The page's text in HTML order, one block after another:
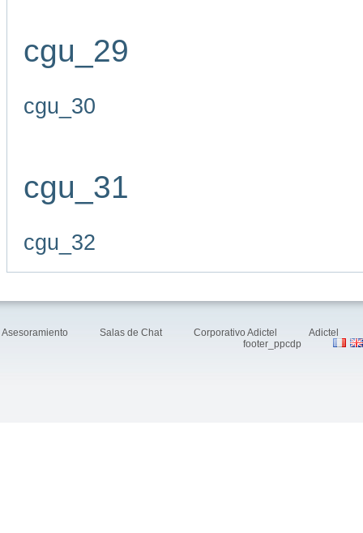
cgu_29
cgu_30
cgu_31
cgu_32
Asesoramiento Salas de Chat Corporativo Adictel
Adictel
footer_ppcdp